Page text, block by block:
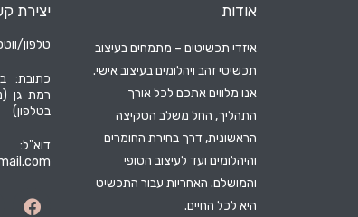
אודות
איזדי תכשיטים – מתמחים בעיצוב
תכשיטי זהב ויהלומים בעיצוב אישי.
אנו מלווים אתכם לכל אורך
התהליך, החל משלב הסקיצה
הראשונית, דרך בחירת החומרים
והיהלומים ועד לעיצוב הסופי
והמושלם. האחריות עבור התכשיט
היא לכל החיים.
יצירת
טלפון/ווטסאפ:
כתובת:
רמת גן
בטלפון)
דוא"ל: